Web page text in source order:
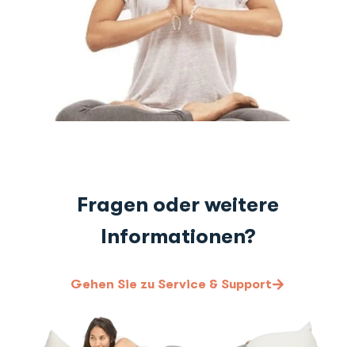
Fragen oder weitere
Informationen?
Gehen Sie zu Service & Support